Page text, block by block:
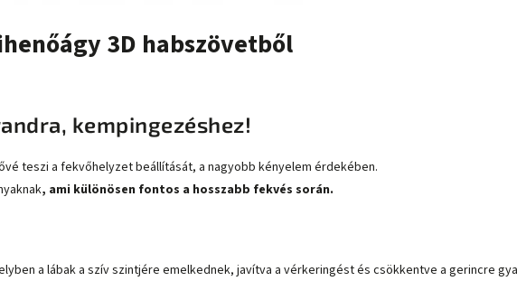
3D habszövetből
kempingezéshez!
teszi a fekvőhelyzet beállítását, a nagyobb kényelem érdekében.
, ami különösen fontos a hosszabb fekvés során.
a lábak a szív szintjére emelkednek, javítva a vérkeringést és csökkentve a gerincre